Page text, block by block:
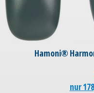
Hamoni®
nur